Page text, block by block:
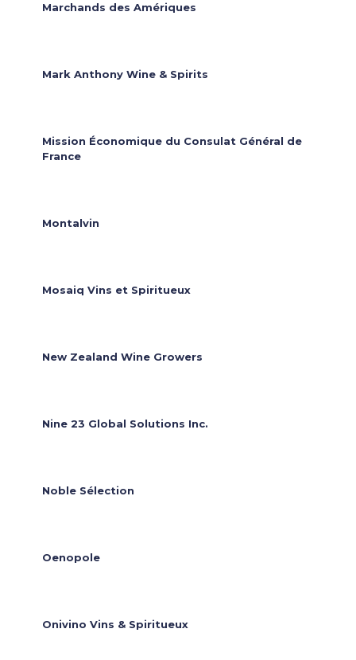
Marchands des Amériques
Mark Anthony Wine & Spirits
Mission Économique du Consulat Général de
France
Montalvin
Mosaiq Vins et Spiritueux
New Zealand Wine Growers
Nine 23 Global Solutions Inc.
Noble Sélection
Oenopole
Onivino Vins & Spiritueux